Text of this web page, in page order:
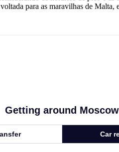
para as maravilhas de
Getting around Moscow
Car